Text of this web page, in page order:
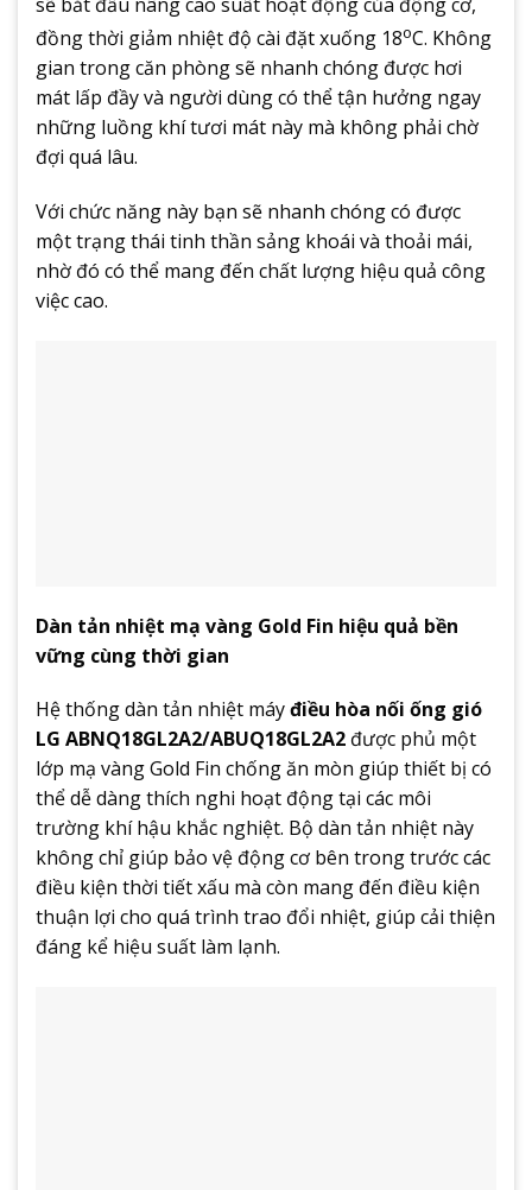
đồng thời giảm nhiệt độ cài đặt xuống 18oC. Không
gian trong căn phòng sẽ nhanh chóng được hơi
mát lấp đầy và người dùng có thể tận hưởng ngay
những luồng khí tươi mát này mà không phải chờ
đợi quá lâu.
Với chức năng này bạn sẽ nhanh chóng có được
một trạng thái tinh thần sảng khoái và thoải mái,
nhờ đó có thể mang đến chất lượng hiệu quả công
việc cao.
Dàn tản nhiệt mạ vàng Gold Fin hiệu quả bền
vững cùng thời gian
Hệ thống dàn tản nhiệt máyđiều hòa nối ống gió
LG ABNQ18GL2A2/ABUQ18GL2A2 được phủ một
lớp mạ vàng Gold Fin chống ăn mòn giúp thiết bị có
thể dễ dàng thích nghi hoạt động tại các môi
trường khí hậu khắc nghiệt. Bộ dàn tản nhiệt này
không chỉ giúp bảo vệ động cơ bên trong trước các
điều kiện thời tiết xấu mà còn mang đến điều kiện
thuận lợi cho quá trình trao đổi nhiệt, giúp cải thiện
đáng kể hiệu suất làm lạnh.